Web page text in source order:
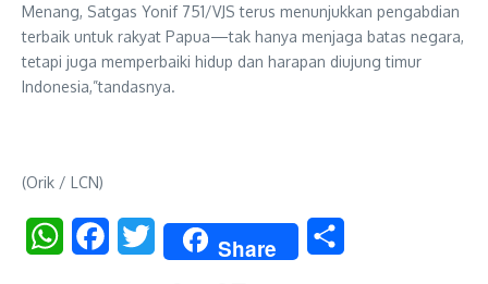
Menang, Satgas Yonif 751/VJS terus menunjukkan pengabdian
terbaik untuk rakyat Papua—tak hanya menjaga batas negara,
tetapi juga memperbaiki hidup dan harapan diujung timur
Indonesia,”tandasnya.
(Orik / LCN)
WhatsAppFacebookTwitter Share